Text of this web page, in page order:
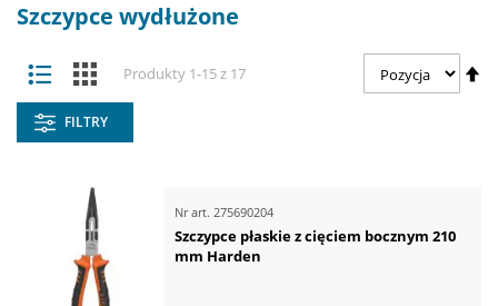
Szczypce wydłużone
Zobacz
jako
Lista KafelkiProdukty 1-15z 17
FILTRY
Nr art. 275690204
Szczypce płaskie z cięciem bocznym 210
mm Harden